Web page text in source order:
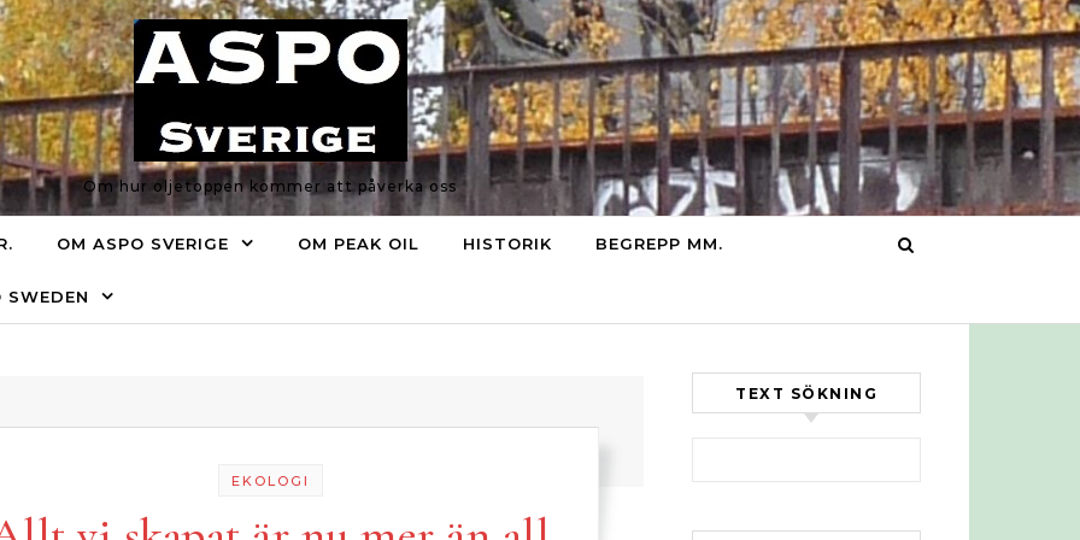
Om hur oljetoppen kommer att påverka oss
OM ASPO SVERIGE OM PEAK OIL HISTORIK BEGREPP MM.
EKOLOGI
TEXT SÖKNING